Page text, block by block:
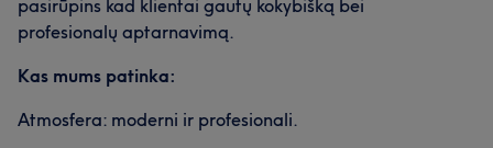
pasirūpins kad klientai gautų kokybišką bei
profesionalų aptarnavimą.
Kas mums patinka:
Atmosfera: moderni ir profesionali.